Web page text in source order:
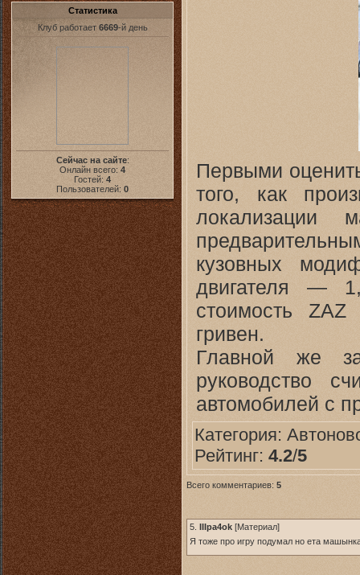
Статистика
Клуб работает 6669-й день
Сейчас на сайте:
Онлайн всего: 4
Гостей: 4
Пользователей: 0
Первыми
того, как
локализации
кузовных
двигателя —
стоимость
гривен.
Главной же
руководство
автомобилей с
Категория:
Рейтинг: 4.2/5
Всего комментариев: 5
5. IIIpa4ok [Материал]
Я тоже про игру подумал но ета